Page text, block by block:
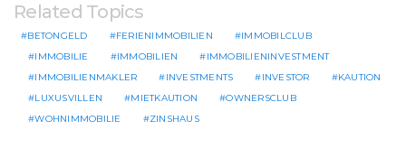
Related Topics
BETONGELD FERIENIMMOBILIEN
IMMOBILCLUB
IMMOBILIE
IMMOBILIEN
IMMOBILIENINVESTMENT
IMMOBILIENMAKLER
INVESTMENTS INVESTOR
KAUTION
LUXUSVILLEN
MIETKAUTION
OWNERSCLUB
WOHNIMMOBILIE
ZINSHAUS